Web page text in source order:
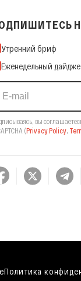
на нашу
Утренний бриф
Еженедельный
вы
(Privacy Policy,
Политика